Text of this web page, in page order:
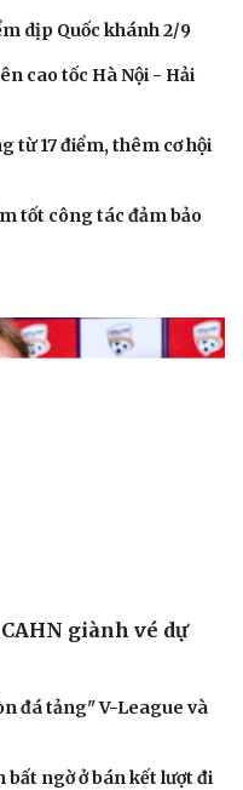
dịp Quốc khánh 2/9
cao tốc Hà Nội - Hải
từ 17 điểm, thêm cơ hội
tốt công tác đảm bảo
giành vé dự
đá tảng" V-League và
ngờ ở bán kết lượt đi